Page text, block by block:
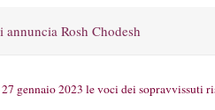
annuncia Rosh Chodesh
gennaio 2023 le voci dei sopravvissuti